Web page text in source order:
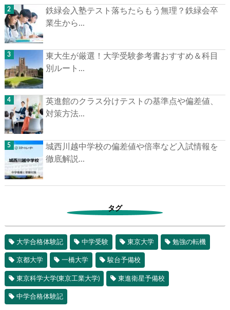
鉄緑会入塾テスト落ちたらもう無理？鉄緑会卒
業生から...
東大生が厳選！大学受験参考書おすすめ＆科目
別ルート...
英進館のクラス分けテストの基準点や偏差値、
対策方法...
城西川越中学校の偏差値や倍率など入試情報を
徹底解説...
タグ
大学合格体験記 中学受験 東京大学 勉強の転機
京都大学 一橋大学 駿台予備校
東京科学大学(東京工業大学) 東進衛星予備校
中学合格体験記